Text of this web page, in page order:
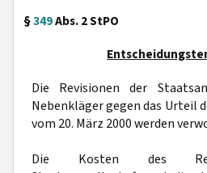
§349Abs. 2 StPO
Die Revisionen der
Nebenkläger gegen das Urteil
vom 20. März 2000 werden
Die Kosten des